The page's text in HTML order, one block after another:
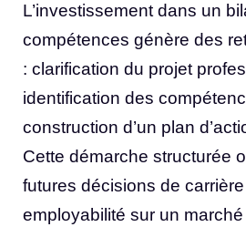
L’investissement dans un
compétences génère des
: clarification du projet
identification des
construction d’un plan
Cette démarche structurée
futures décisions de
employabilité sur un